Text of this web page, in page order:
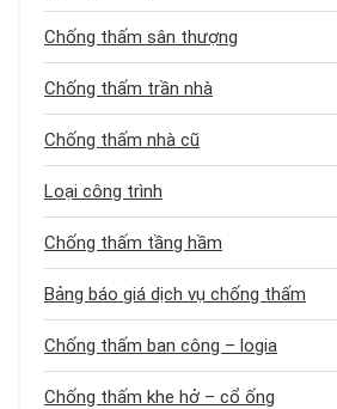
Chống thấm sân thượng
Chống thấm trần nhà
Chống thấm nhà cũ
Loại công trình
Chống thấm tầng hầm
Bảng báo giá dịch vụ chống thấm
Chống thấm ban công – logia
Chống thấm khe hở – cổ ống